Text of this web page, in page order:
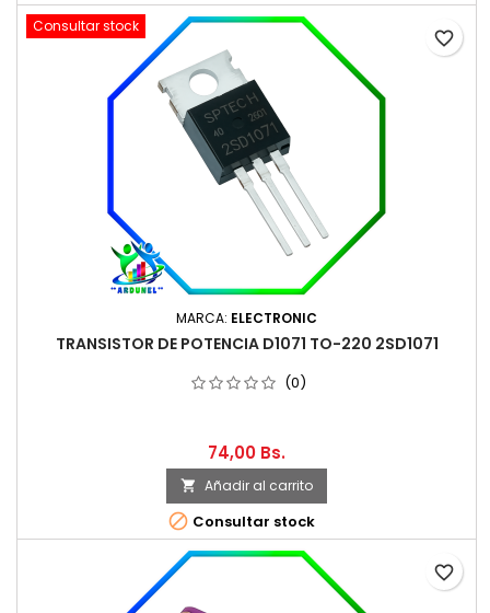
Consultar stock
MARCA: ELECTRONIC
TRANSISTOR DE POTENCIA D1071 TO-220 2SD1071
(0)
74,00 Bs.
 Añadir al carrito
 Consultar stock
favorite_border
favorite_border